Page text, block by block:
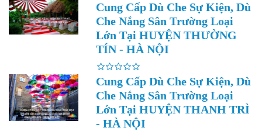
Cung Cấp Dù Che Sự Kiện, Dù
Che Nắng Sân Trường Loại
Lớn Tại HUYỆN THƯỜNG
TÍN - HÀ NỘI
Cung Cấp Dù Che Sự Kiện, Dù
Che Nắng Sân Trường Loại
Lớn Tại HUYỆN THANH TRÌ
- HÀ NỘI